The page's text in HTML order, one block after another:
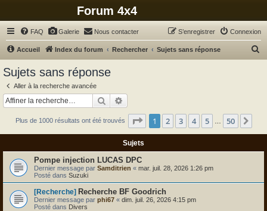
Forum 4x4
FAQ Galerie Nous contacter Connexion
S’enregistrer
Accueil Index du forum Rechercher Sujets sans réponse
c
Sujets sans réponse
Aller à la recherche avancée
Rechercher
Plus de 1000 résultats ont été trouvés Page 1sur50
1 2 3 4 5 50
Sujets
Pompe injection LUCAS DPC
Dernier message par Samditrien « mar. juil. 28, 2026 1:26 pm
Posté dans Suzuki
[Recherche] Recherche BF Goodrich
Dernier message par phi67 « dim. juil. 26, 2026 4:15 pm
Posté dans Divers